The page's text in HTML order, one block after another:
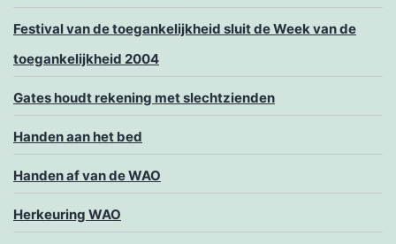
Festival van de toegankelijkheid sluit de Week van de
toegankelijkheid 2004
Gates houdt rekening met slechtzienden
Handen aan het bed
Handen af van de WAO
Herkeuring WAO